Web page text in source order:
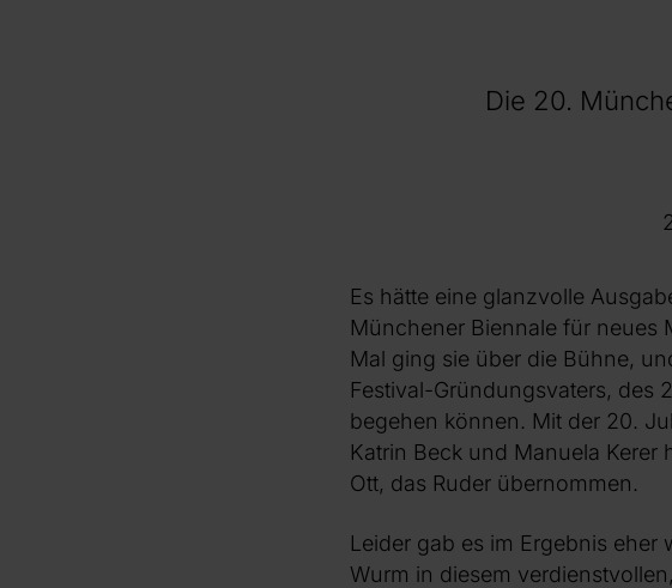
Die 20.
Es hätte eine glanzvolle
Münchener Biennale für neues
Mal ging sie über die Bühne,
Festival-Gründungsvaters, des
begehen können. Mit der 20.
Katrin Beck und Manuela
Ott, das Ruder übernommen.
Leider gab es im Ergebnis
Wurm in diesem